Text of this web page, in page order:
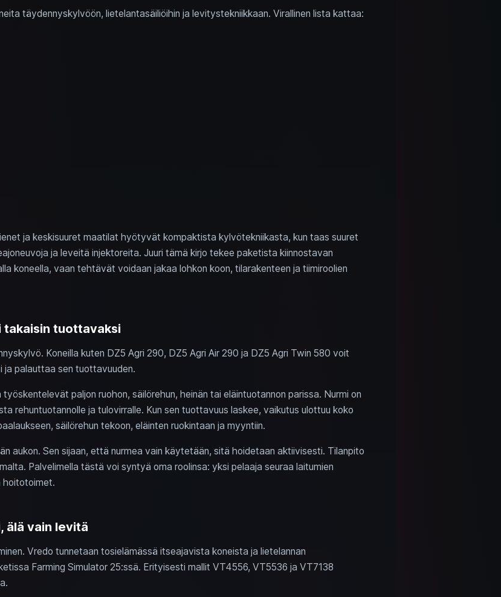
täydennyskylvöön, lietelantasäiliöihin ja levitystekniikkaan. Virallinen lista kattaa:
ja keskisuuret maatilat hyötyvät kompaktista kylvötekniikasta, kun taas suuret
ja leveitä injektoreita. Juuri tämä kirjo tekee paketista kiinnostavan
koneella, vaan tehtävät voidaan jakaa lohkon koon, tilarakenteen ja tiimiroolien
takaisin tuottavaksi
Koneilla kuten DZ5 Agri 290, DZ5 Agri Air 290 ja DZ5 Agri Twin 580 voit
ja palauttaa sen tuottavuuden.
paljon ruohon, säilörehun, heinän tai eläintuotannon parissa. Nurmi on
rehuntuotannolle ja tulovirralle. Kun sen tuottavuus laskee, vaikutus ulottuu koko
säilörehun tekoon, eläinten ruokintaan ja myyntiin.
aukon. Sen sijaan, että nurmea vain käytetään, sitä hoidetaan aktiivisesti. Tilanpito
Palvelimella tästä voi syntyä oma roolinsa: yksi pelaaja seuraa laitumien
hoitotoimet.
älä vain levitä
Vredo tunnetaan tosielämässä itseajavista koneista ja lietelannan
Farming Simulator 25:ssä. Erityisesti mallit VT4556, VT5536 ja VT7138